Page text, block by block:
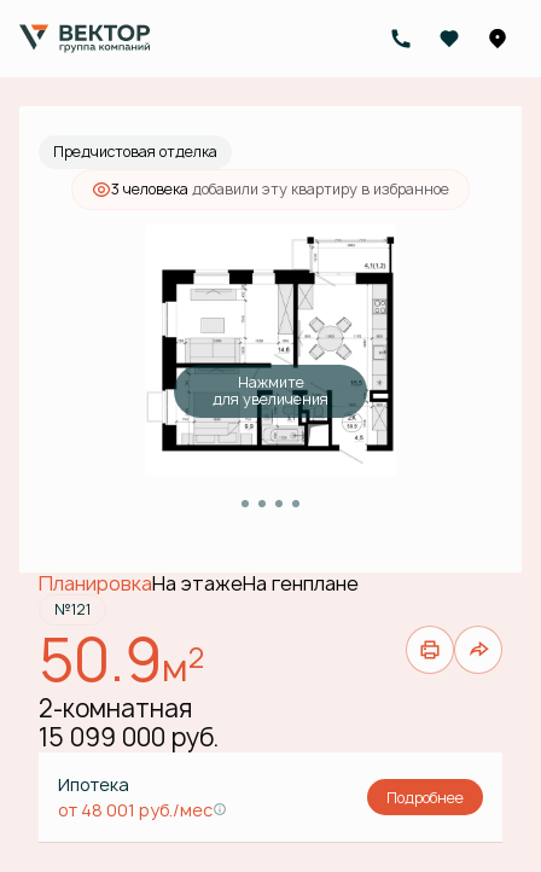
2-комнатная 15 099 000 руб.
Ипотекаот 48 001 руб./мес.
Предчистовая отделка
3 человекa добавили эту квартиру в избранное
Нажмите
для увеличения
ПланировкаНа этажеНа генплане
№121
50.9м2
2-комнатная
15 099 000 руб.
Ипотека
от 48 001 руб./мес
Подробнее